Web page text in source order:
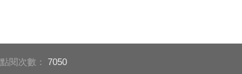
點閱次數： 7050